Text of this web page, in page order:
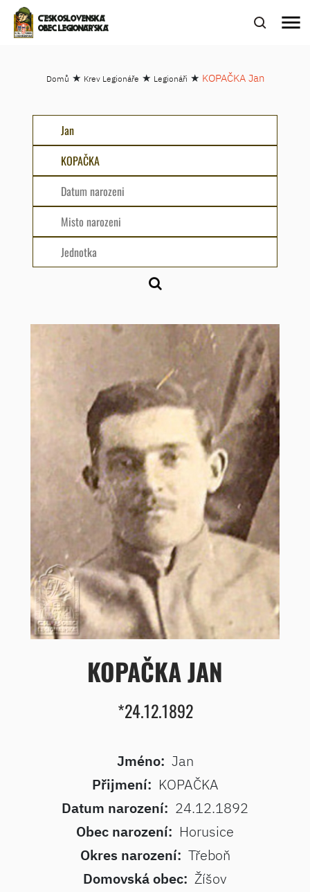
ČESKOSLOVENSKÁ
OBEC LEGIONÁŘSKÁ
menu
Domů ★ Krev Legionáře ★ Legionáři ★ KOPAČKA Jan
KOPAČKA JAN
*24.12.1892
Jméno: Jan
Přijmení: KOPAČKA
Datum narození: 24.12.1892
Obec narození: Horusice
Okres narození: Třeboň
Domovská obec: Žíšov